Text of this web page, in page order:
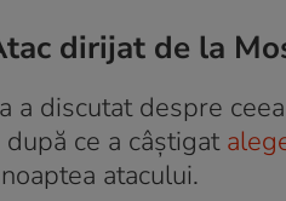
dirijat de la
a discutat despre
ce a câștigat
atacului.